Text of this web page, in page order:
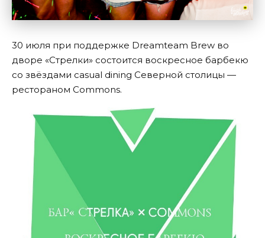
30 июля при поддержке Dreamteam Brew во
дворе «Стрелки» состоится воскресное барбекю
со звёздами casual dining Северной столицы —
рестораном Commons.